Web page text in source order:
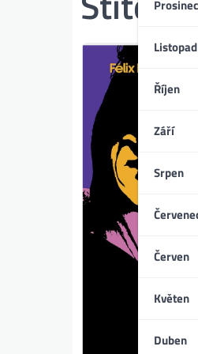
Prosinec
Listopad
Říjen
Září
Srpen
Červen
Květen
Duben